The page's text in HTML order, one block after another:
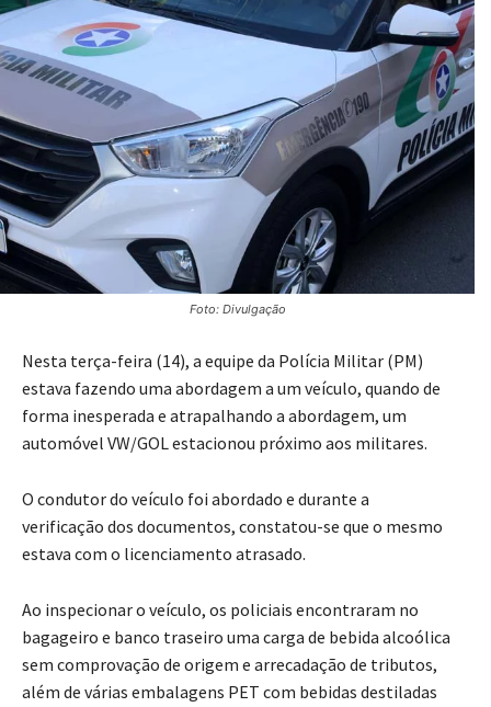
Foto: Divulgação
Nesta terça-feira (14), a equipe da Polícia Militar (PM)
estava fazendo uma abordagem a um veículo, quando de
forma inesperada e atrapalhando a abordagem, um
automóvel VW/GOL estacionou próximo aos militares.
O condutor do veículo foi abordado e durante a
verificação dos documentos, constatou-se que o mesmo
estava com o licenciamento atrasado.
Ao inspecionar o veículo, os policiais encontraram no
bagageiro e banco traseiro uma carga de bebida alcoólica
sem comprovação de origem e arrecadação de tributos,
além de várias embalagens PET com bebidas destiladas